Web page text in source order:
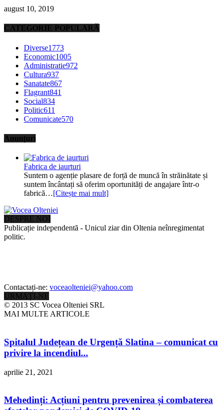
august 10, 2019
CATEGORIE POPULARĂ
Diverse1773
Economic1005
Administratie972
Cultura937
Sanatate867
Flagrant841
Social834
Politic611
Comunicate570
Anunțuri
Fabrica de iaurturi
Suntem o agenție plasare de forță de muncă în străinătate și
suntem încântați să oferim oportunități de angajare într-o
fabrică…[Citește mai mult]
DESPRE NOI
Publicație independentă - Unicul ziar din Oltenia neînregimentat
politic.
Contactați-ne: voceaolteniei@yahoo.com
URMAȚI-NE
© 2013 SC Vocea Olteniei SRL
MAI MULTE ARTICOLE
Spitalul Județean de Urgență Slatina – comunicat cu
privire la incendiul...
aprilie 21, 2021
Mehedinți: Acțiuni pentru prevenirea și combaterea